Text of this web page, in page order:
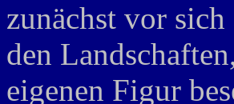
zunächst vor
den
eigenen Figur